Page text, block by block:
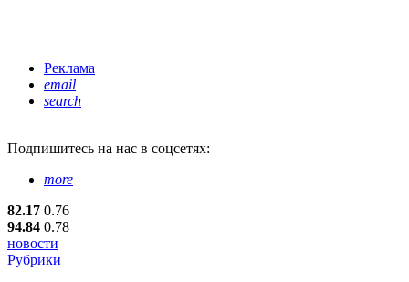
Реклама
email
search
Подпишитесь на нас в соцсетях:
more
82.17 0.76
94.84 0.78
новости
Рубрики